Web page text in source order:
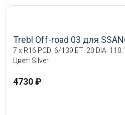
Trebl Off-road 03 для
7 x R16 PCD: 6/139 ET: 20 DIA: 110.1
Цвет: Silver
4730 ₽